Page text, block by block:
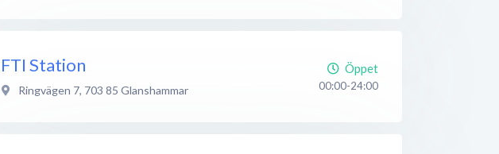
FTI Station
Ringvägen 7, 703 85 Glanshammar
Öppet
00:00-24:00